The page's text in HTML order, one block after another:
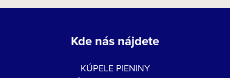
Kde nás nájdete
KÚPELE PIENINY